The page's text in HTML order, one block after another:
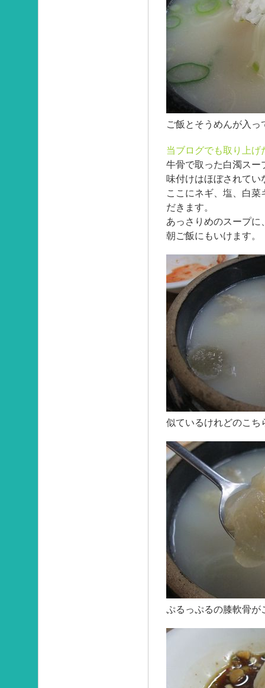
ご飯とそうめんが入っ
当ブログでも取り上げ
牛骨で取った白濁スー
味付けはほぼされてい
ここにネギ、塩、白
だきます。
あっさりめのスープ
朝ご飯にもいけます。
似ているけれどのこち
ぷるっぷるの膝軟骨が